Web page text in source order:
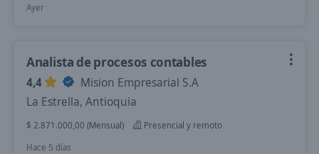
Ayer
Analista de procesos contables
4,4
Mision Empresarial S.A
La Estrella, Antioquia
$ 2.871.000,00 (Mensual)
Presencial y remoto
Hace 5 días